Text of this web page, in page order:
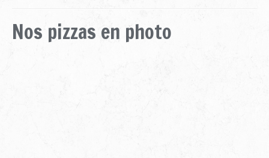
Nos pizzas en photo